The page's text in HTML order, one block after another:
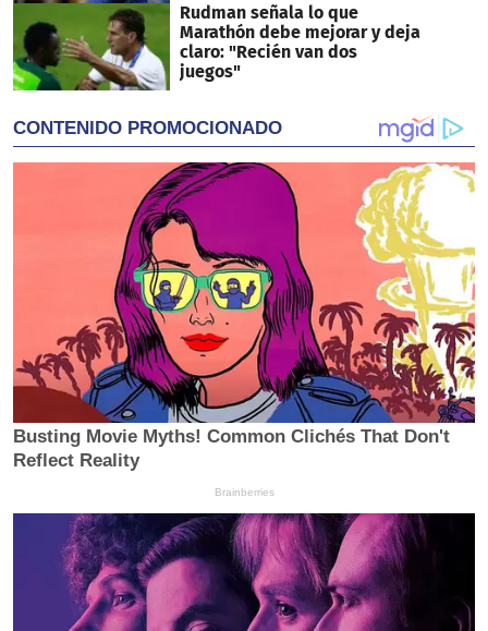
Rudman señala lo que
Marathón debe mejorar y deja
claro: "Recién van dos
juegos"